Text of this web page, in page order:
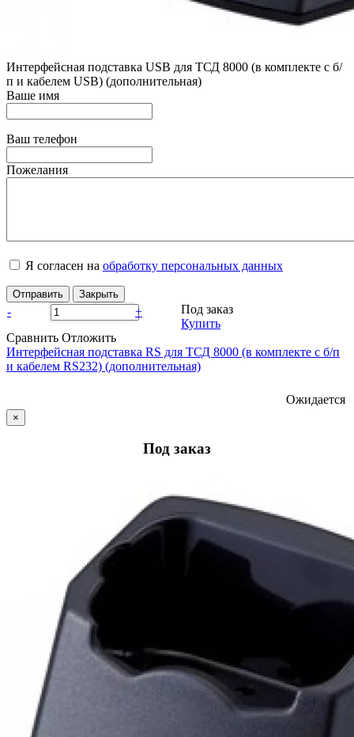
Интерфейсная подставка USB для ТСД 8000 (в комплекте с б/
п и кабелем USB) (дополнительная)
Ваше имя
Ваш телефон
Пожелания
Я согласен на обработку персональных данных
Отправить Закрыть
- +
Под заказ
Купить
Сравнить Отложить
Интерфейсная подставка RS для ТСД 8000 (в комплекте с б/п
и кабелем RS232) (дополнительная)
Ожидается
×
Под заказ